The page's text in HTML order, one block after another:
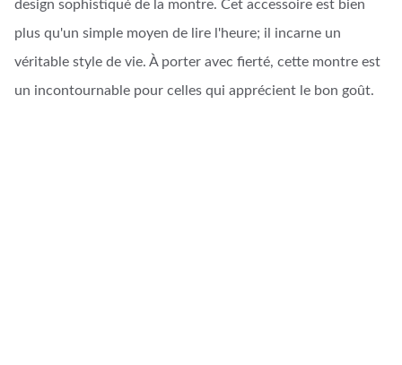
design sophistiqué de la montre. Cet accessoire est bien
plus qu'un simple moyen de lire l'heure; il incarne un
véritable style de vie. À porter avec fierté, cette montre est
un incontournable pour celles qui apprécient le bon goût.